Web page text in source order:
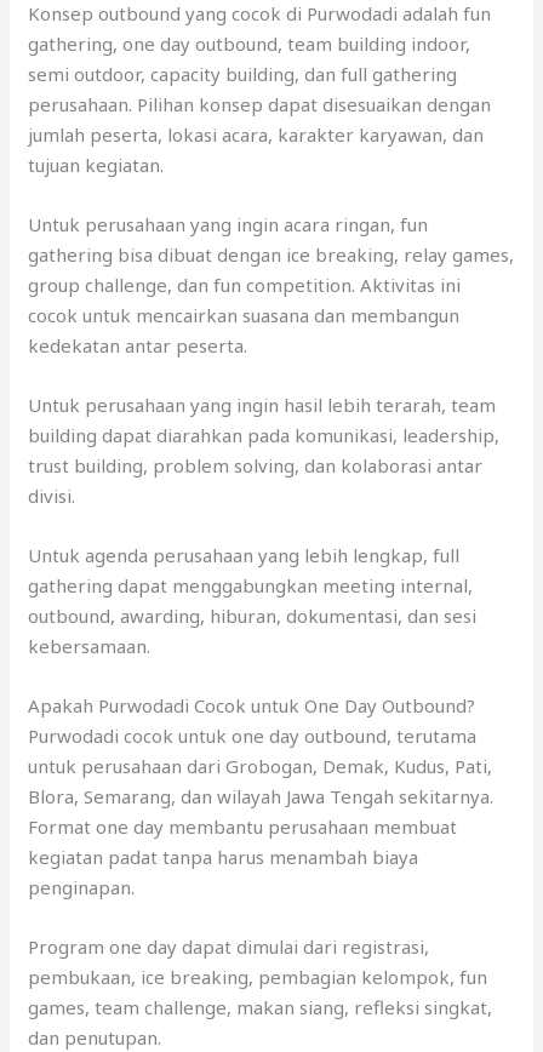
Konsep outbound yang cocok di Purwodadi adalah fun
gathering, one day outbound, team building indoor,
semi outdoor, capacity building, dan full gathering
perusahaan. Pilihan konsep dapat disesuaikan dengan
jumlah peserta, lokasi acara, karakter karyawan, dan
tujuan kegiatan.
Untuk perusahaan yang ingin acara ringan, fun
gathering bisa dibuat dengan ice breaking, relay games,
group challenge, dan fun competition. Aktivitas ini
cocok untuk mencairkan suasana dan membangun
kedekatan antar peserta.
Untuk perusahaan yang ingin hasil lebih terarah, team
building dapat diarahkan pada komunikasi, leadership,
trust building, problem solving, dan kolaborasi antar
divisi.
Untuk agenda perusahaan yang lebih lengkap, full
gathering dapat menggabungkan meeting internal,
outbound, awarding, hiburan, dokumentasi, dan sesi
kebersamaan.
Apakah Purwodadi Cocok untuk One Day Outbound?
Purwodadi cocok untuk one day outbound, terutama
untuk perusahaan dari Grobogan, Demak, Kudus, Pati,
Blora, Semarang, dan wilayah Jawa Tengah sekitarnya.
Format one day membantu perusahaan membuat
kegiatan padat tanpa harus menambah biaya
penginapan.
Program one day dapat dimulai dari registrasi,
pembukaan, ice breaking, pembagian kelompok, fun
games, team challenge, makan siang, refleksi singkat,
dan penutupan.